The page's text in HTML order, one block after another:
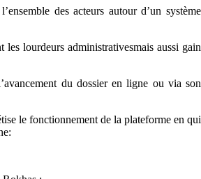
des acteurs autour d’un système
les lourdeurs administrativesmais aussi gain
du dossier en ligne ou via son
le fonctionnement de la plateforme en qui